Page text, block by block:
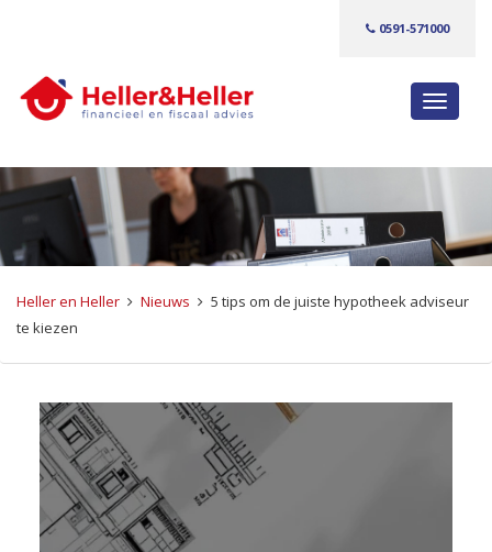
0591-571000
S
k
e
l
i
Heller en Heller Nieuws
5 tips om de juiste hypotheek adviseur
te kiezen